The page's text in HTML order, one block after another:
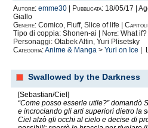
Autore: emme30 Pubblicata: 18/05/17 |
Giallo
Genere: Comico, Fluff, Slice of life |
Tipo di coppia: Shonen-ai |
Note: What if? |
Personaggi: Otabek Altin, Yuri Plisetsky
Categoria:Anime & Manga > Yuri on Ice |
Swallowed by the Darkness
[Sebastian/Ciel]
“Come posso esserle utile?” domandò
e incrociando gli arti superiori dietro la
Ciel alzò gli occhi al cielo e decise di